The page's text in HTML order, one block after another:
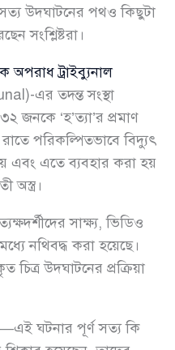
উদঘাটনের পথও কিছুটা
সংশ্লিষ্টরা।
অপরাধ ট্রাইব্যুনাল
এর তদন্ত সংস্থা
জনকে ‘হ’ত্যা’র প্রমাণ
রাতে পরিকল্পিতভাবে বিদ্যুৎ
এবং এতে ব্যবহার করা হয়
অস্ত্র।
সাক্ষ্য, ভিডিও
নথিবদ্ধ করা হয়েছে।
চিত্র উদঘাটনের প্রক্রিয়া
ঘটনার পূর্ণ সত্য কি